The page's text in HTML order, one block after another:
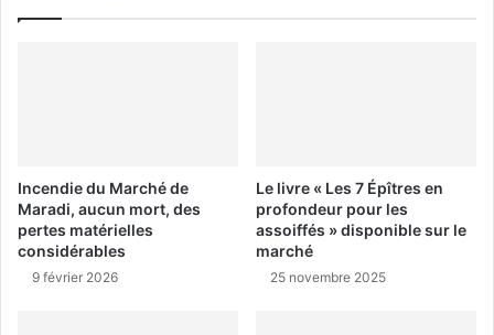
Incendie du Marché de
Maradi, aucun mort, des
pertes matérielles
considérables
9 février 2026
Le livre « Les 7 Épîtres en
profondeur pour les
assoiffés » disponible sur le
marché
25 novembre 2025